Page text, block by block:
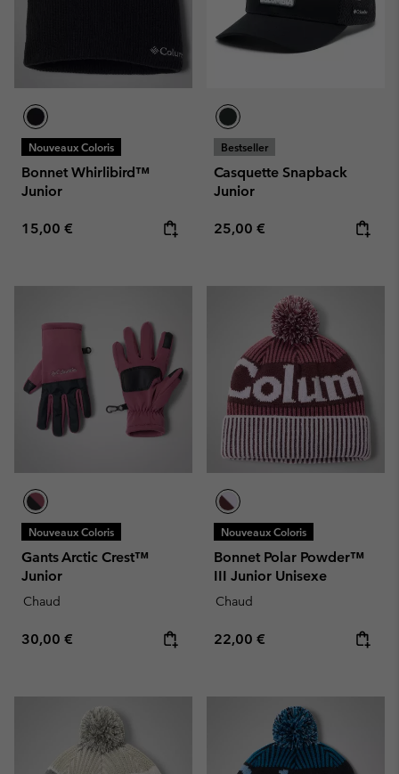
Nouveaux Coloris
Bonnet Whirlibird™
Junior
Regular price:
15,00 €
Bestseller
Casquette Snapback
Junior
Regular price:
25,00 €
Nouveaux Coloris
Gants Arctic Crest™
Junior
Chaud
Regular price:
30,00 €
Nouveaux Coloris
Bonnet Polar Powder™
III Junior Unisexe
Chaud
Regular price:
22,00 €